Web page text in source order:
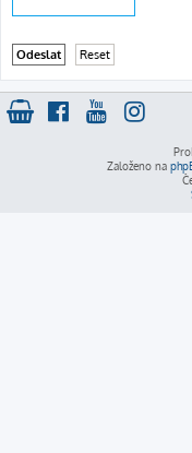
Založeno na